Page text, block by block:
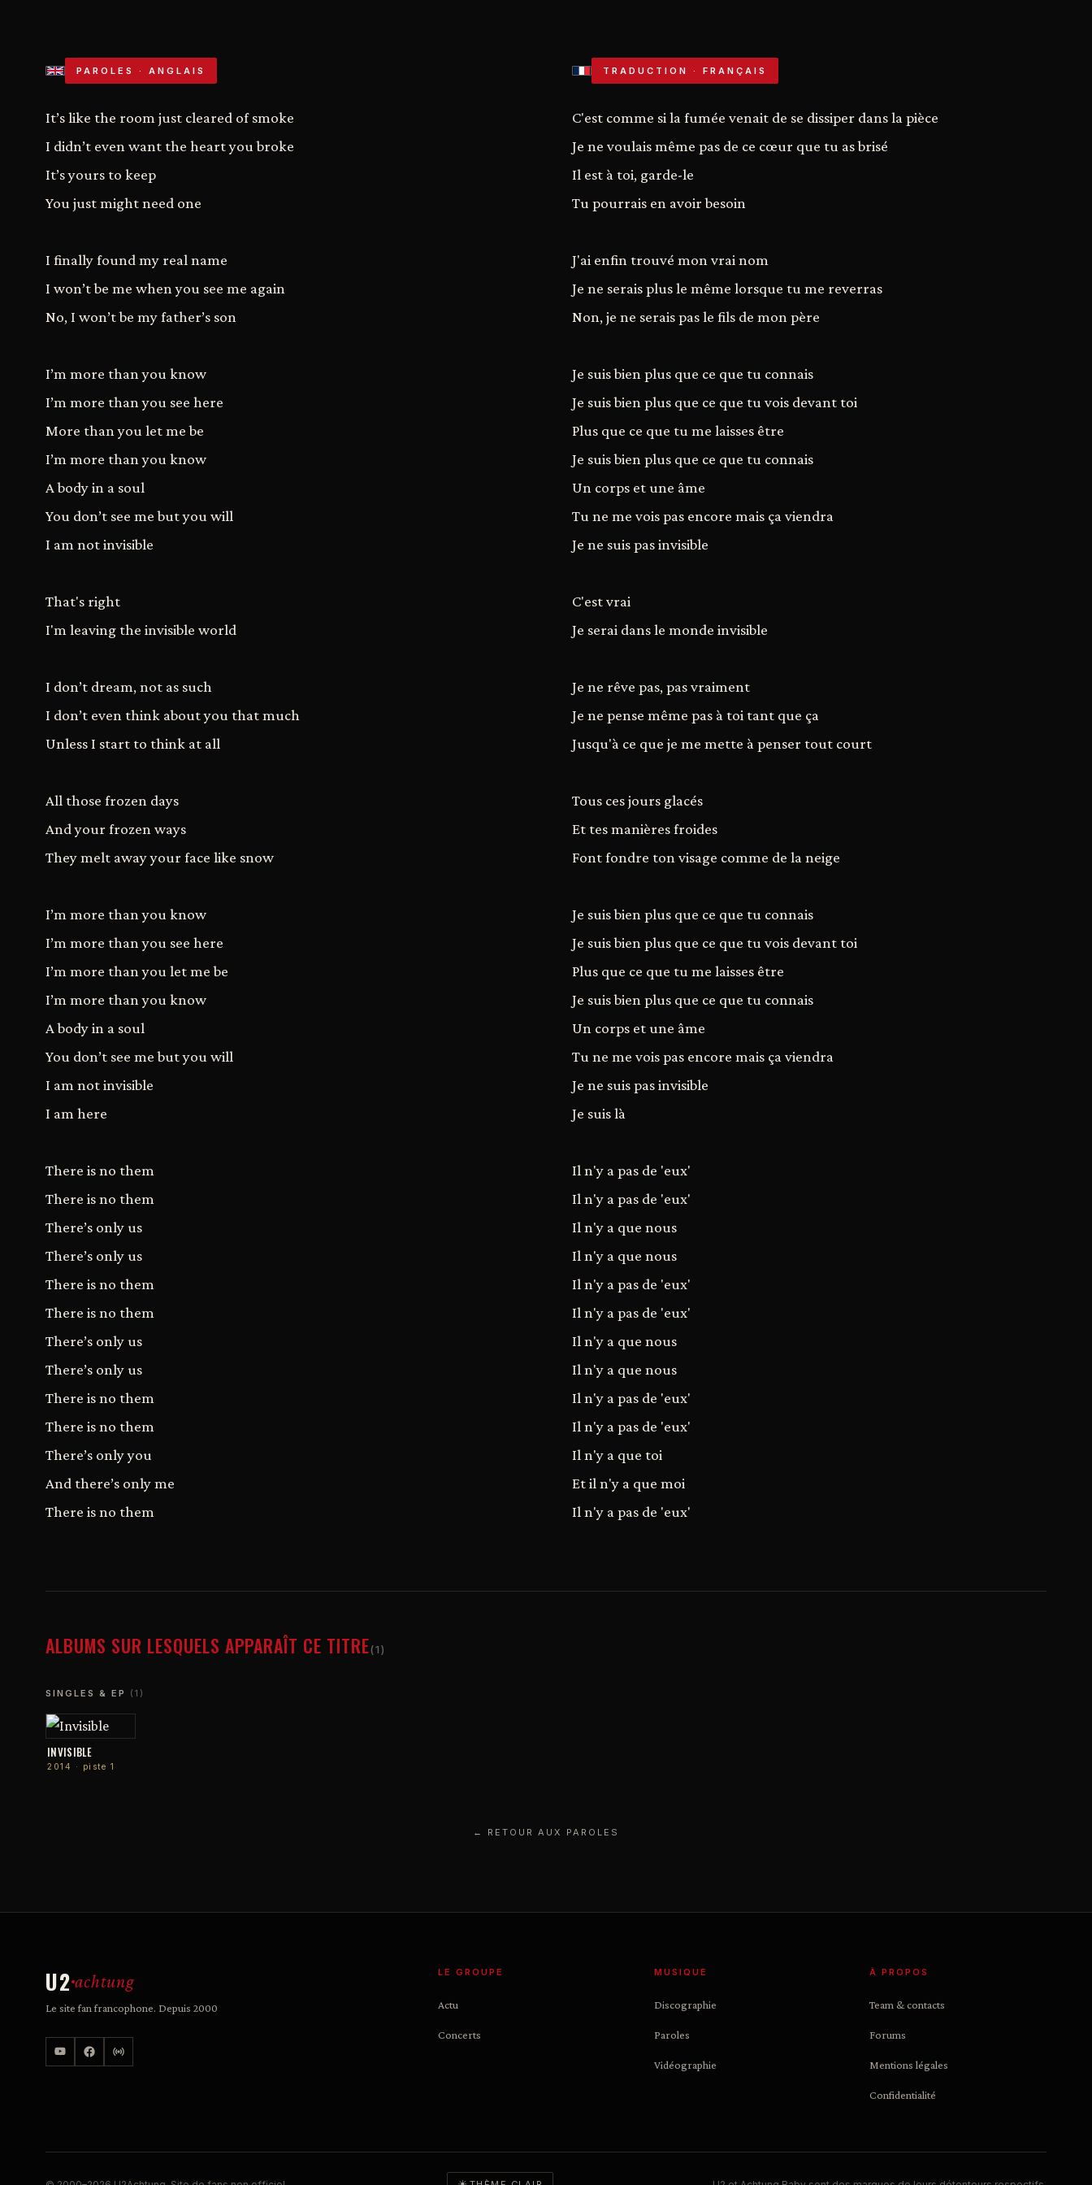
PAROLES · ANGLAIS
It’s like the room just cleared of smoke
I didn’t even want the heart you broke
It’s yours to keep
You just might need one
I finally found my real name
I won’t be me when you see me again
No, I won’t be my father’s son
I’m more than you know
I’m more than you see here
More than you let me be
I’m more than you know
A body in a soul
You don’t see me but you will
I am not invisible
That's right
I'm leaving the invisible world
I don’t dream, not as such
I don’t even think about you that much
Unless I start to think at all
All those frozen days
And your frozen ways
They melt away your face like snow
I’m more than you know
I’m more than you see here
I’m more than you let me be
I’m more than you know
A body in a soul
You don’t see me but you will
I am not invisible
I am here
There is no them
There is no them
There’s only us
There’s only us
There is no them
There is no them
There’s only us
There’s only us
There is no them
There is no them
There’s only you
And there’s only me
There is no them
TRADUCTION · FRANÇAIS
C'est comme si la fumée venait de se dissiper dans la pièce
Je ne voulais même pas de ce cœur que tu as brisé
Il est à toi, garde-le
Tu pourrais en avoir besoin
J'ai enfin trouvé mon vrai nom
Je ne serais plus le même lorsque tu me reverras
Non, je ne serais pas le fils de mon père
Je suis bien plus que ce que tu connais
Je suis bien plus que ce que tu vois devant toi
Plus que ce que tu me laisses être
Je suis bien plus que ce que tu connais
Un corps et une âme
Tu ne me vois pas encore mais ça viendra
Je ne suis pas invisible
C'est vrai
Je serai dans le monde invisible
Je ne rêve pas, pas vraiment
Je ne pense même pas à toi tant que ça
Jusqu'à ce que je me mette à penser tout court
Tous ces jours glacés
Et tes manières froides
Font fondre ton visage comme de la neige
Je suis bien plus que ce que tu connais
Je suis bien plus que ce que tu vois devant toi
Plus que ce que tu me laisses être
Je suis bien plus que ce que tu connais
Un corps et une âme
Tu ne me vois pas encore mais ça viendra
Je ne suis pas invisible
Je suis là
Il n'y a pas de 'eux'
Il n'y a pas de 'eux'
Il n'y a que nous
Il n'y a que nous
Il n'y a pas de 'eux'
Il n'y a pas de 'eux'
Il n'y a que nous
Il n'y a que nous
Il n'y a pas de 'eux'
Il n'y a pas de 'eux'
Il n'y a que toi
Et il n'y a que moi
Il n'y a pas de 'eux'
ALBUMS SUR LESQUELS APPARAÎT CE TITRE(1)
SINGLES & EP (1)
INVISIBLE
2014 · piste 1
← RETOUR AUX PAROLES
U2 achtung
Le site fan francophone. Depuis 2000
LE GROUPE
Actu
Concerts
MUSIQUE
Discographie
Paroles
Vidéographie
À PROPOS
Team & contacts
Forums
Mentions légales
Confidentialité